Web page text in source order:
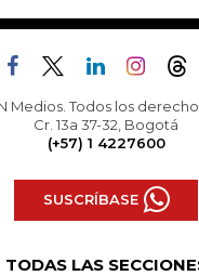
Medios. Todos los
Cr. 13a 37-32, Bogotá
(+57) 1 4227600
SUSCRÍBASE
TODAS LAS